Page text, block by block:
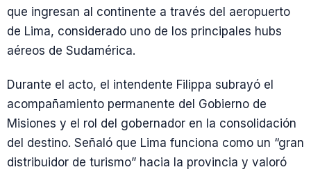
que ingresan al continente a través del aeropuerto
de Lima, considerado uno de los principales hubs
aéreos de Sudamérica.
Durante el acto, el intendente Filippa subrayó el
acompañamiento permanente del Gobierno de
Misiones y el rol del gobernador en la consolidación
del destino. Señaló que Lima funciona como un “gran
distribuidor de turismo” hacia la provincia y valoró